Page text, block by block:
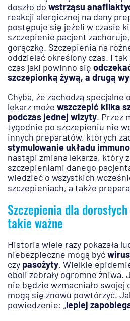
doszło do wstrząsu
reakcji alergicznej na dany
postępuje się jeżeli w czasie
szczepienie pacjent
gorączkę. Szczepienia na
oddzielać określony czas. I
czas jaki powinno się
szczepionką żywą, a drugą
Chyba, że zachodzą
lekarz może wszczepić kilka
podczas jednej wizyty. Przez
tygodnie po szczepieniu nie
innych preparatów, których
stymulowanie układu
nastąpi zmiana lekarza, który
szczepieniami danego
wiedzieć o wszystkich
szczepieniach, a także
Szczepienia dla
takie ważne
Historia wiele razy pokazała
niebezpieczne mogą być
czy pasożyty. Wielkie
eboli zebrały ogromne żniwa.
nie będzie wzmacniało
mogą się znowu powtórzyć.
powiedzenie: „lepiej